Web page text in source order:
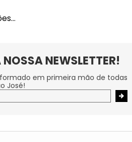
NEWSLETTER!
em primeira mão de todas
José!